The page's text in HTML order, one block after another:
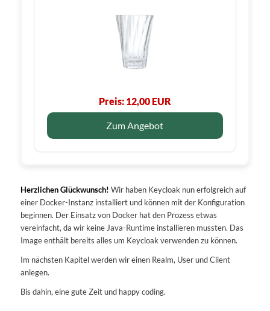
Preis: 12,00 EUR
Zum Angebot
Herzlichen Glückwunsch! Wir haben Keycloak nun erfolgreich auf
einer Docker-Instanz installiert und können mit der Konfiguration
beginnen. Der Einsatz von Docker hat den Prozess etwas
vereinfacht, da wir keine Java-Runtime installieren mussten. Das
Image enthält bereits alles um Keycloak verwenden zu können.
Im nächsten Kapitel werden wir einen Realm, User und Client
anlegen.
Bis dahin, eine gute Zeit und happy coding.